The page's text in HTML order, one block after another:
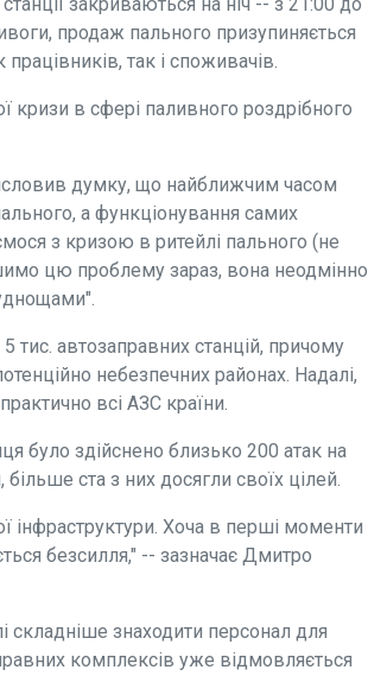
продаж пального призупиняється
так і споживачів.
кризи в сфері паливного роздрібного
думку, що найближчим часом
а функціонування самих
з кризою в ритейлі пального (не
цю проблему зараз, вона неодмінно
тис. автозаправних станцій, причому
небезпечних районах. Надалі,
всі АЗС країни.
було здійснено близько 200 атак на
ста з них досягли своїх цілей.
інфраструктури. Хоча в перші моменти
безсилля," -- зазначає Дмитро
складніше знаходити персонал для
комплексів уже відмовляється